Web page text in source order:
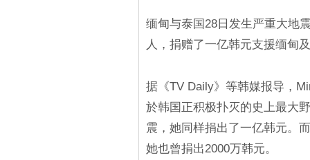
缅甸与泰国28日发生严重大地
人，捐赠了一亿韩元支援缅甸
据《TV Daily》等韩媒报导，
於韩国正积极扑灭的史上最大
震，她同样捐出了一亿韩元。
她也曾捐出2000万韩元。